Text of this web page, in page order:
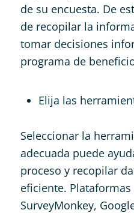
de su encuesta. De
de recopilar la
tomar decisiones
programa de
Elija las
Seleccionar la
adecuada puede
proceso y recopilar
eficiente.
SurveyMonkey,